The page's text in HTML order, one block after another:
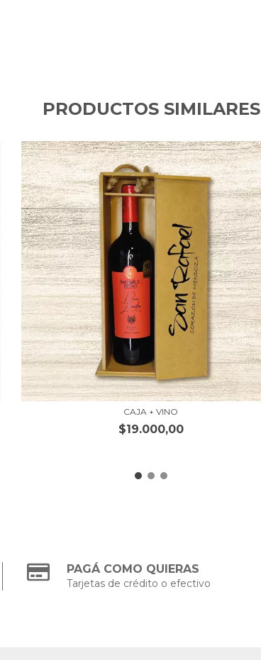
PRODUCTOS SIMILARES
CAJA + VINO
$19.000,00
PAGÁ COMO QUIERAS
Tarjetas de crédito o efectivo